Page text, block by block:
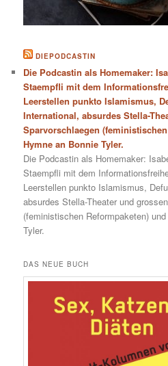
DIEPODCASTIN
Die Podcastin als Homemaker:
Staempfli mit dem
Leerstellen punkto Islamismus,
International, absurdes Stella-
Sparvorschlaegen
Hymne an Bonnie Tyler.
Die Podcastin als Homemaker:
Staempfli mit dem
Leerstellen punkto Islamismus,
absurdes Stella-Theater und
(feministischen Reformpaketen)
Tyler.
DAS NEUE BUCH